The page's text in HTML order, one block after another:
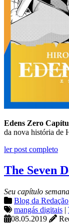
Edens Zero
da nova história de
ler post completo
The Seven
Seu capítulo
Blog da Redação
mangás digitais |
08.05.2019